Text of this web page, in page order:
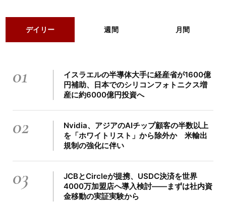
デイリー 週間 月間
01
イスラエルの半導体大手に経産省が1600億
円補助、日本でのシリコンフォトニクス増
産に約6000億円投資へ
02
Nvidia、アジアのAIチップ顧客の半数以上
を「ホワイトリスト」から除外か 米輸出
規制の強化に伴い
03
JCBとCircleが提携、USDC決済を世界
4000万加盟店へ導入検討――まずは社内資
金移動の実証実験から